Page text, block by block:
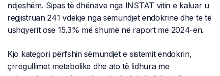
ndjeshëm. Sipas të dhënave nga INSTAT vitin e kaluar u
regjistruan 241 vdekje nga sëmundjet endokrine dhe te të
ushqyerit ose 15.3% më shumë në raport me 2024-en.
Kjo kategori përfshin sëmundjet e sistemit endokrin,
çrregullimet metabolike dhe ato të lidhura me